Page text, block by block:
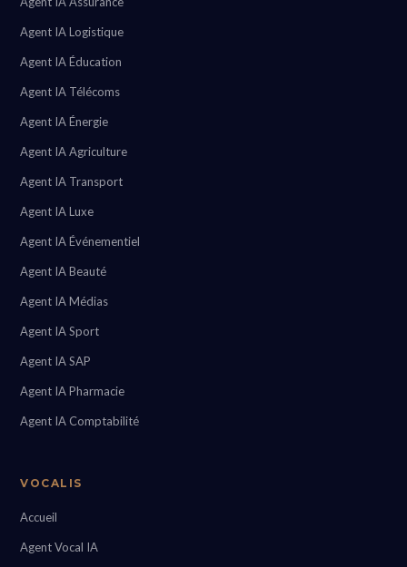
Agent IA Logistique
Agent IA Éducation
Agent IA Télécoms
Agent IA Énergie
Agent IA Agriculture
Agent IA Transport
Agent IA Luxe
Agent IA Événementiel
Agent IA Beauté
Agent IA Médias
Agent IA Sport
Agent IA SAP
Agent IA Pharmacie
Agent IA Comptabilité
VOCALIS
Accueil
Agent Vocal IA